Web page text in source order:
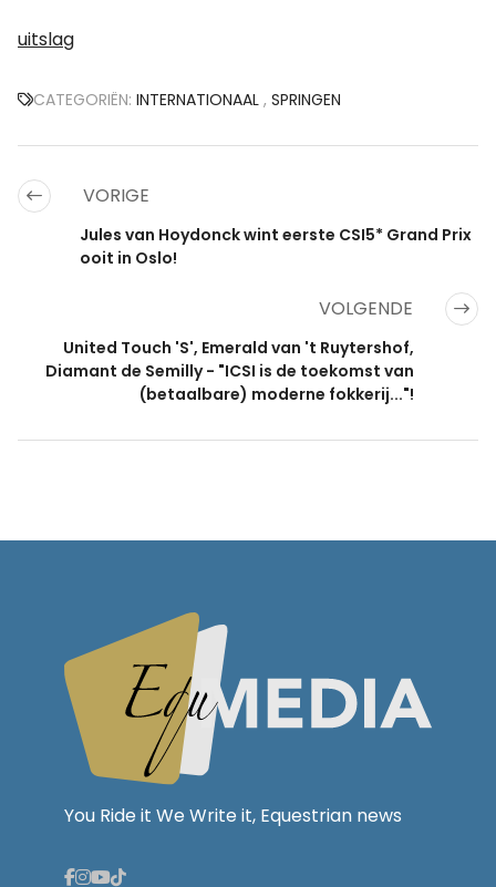
uitslag
CATEGORIËN: INTERNATIONAAL , SPRINGEN
VORIGE
Jules van Hoydonck wint eerste CSI5* Grand Prix
ooit in Oslo!
VOLGENDE
United Touch 'S', Emerald van 't Ruytershof,
Diamant de Semilly - "ICSI is de toekomst van
(betaalbare) moderne fokkerij..."!
You Ride it We Write it, Equestrian news